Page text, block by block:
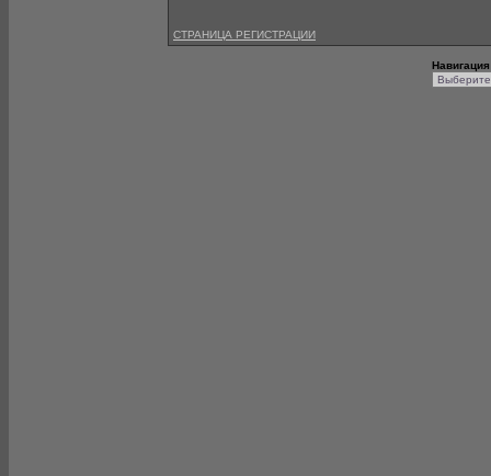
СТРАНИЦА РЕГИСТРАЦИИ